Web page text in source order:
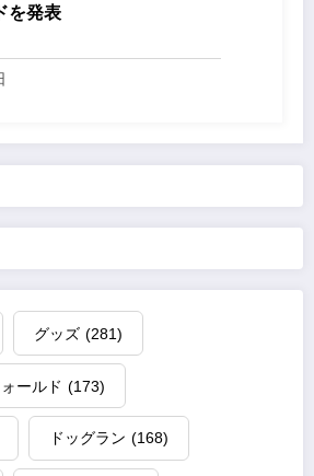
を発表
グッズ (281)
ールド (173)
ドッグラン (168)